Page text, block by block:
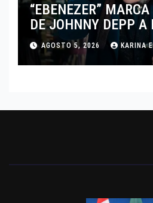
“EBENEZER” MARCA
DE JOHNNY DEPP A
TRAS SU PASO POR
INDEPENDIENTE
AGOSTO 5, 2026 KARINA